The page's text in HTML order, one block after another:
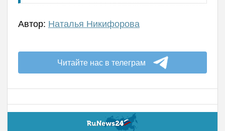
Автор: Наталья Никифорова
Читайте нас в телеграм